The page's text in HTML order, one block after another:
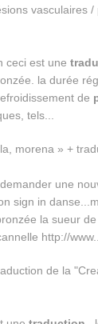
ceci est une
la durée
de
tels...
une
sign in
la sueur
http://www...